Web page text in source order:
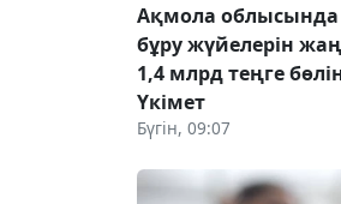
Ақмола облысында
бұру жүйелерін
1,4 млрд теңге
Үкімет
Бүгін, 09:07